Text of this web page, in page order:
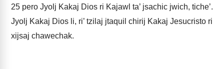
25 pero Jyolj Kakaj Dios ri Kajawl ta’ jsachic jwich, tiche’.
Jyolj Kakaj Dios li, ri’ tzilaj jtaquil chirij Kakaj Jesucristo ri
xijsaj chawechak.